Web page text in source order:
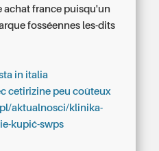
achat france puisqu'un
fosséennes les-dits
in italia
cetirizine peu coûteux
aktualnosci/klinika-
kupić-swps